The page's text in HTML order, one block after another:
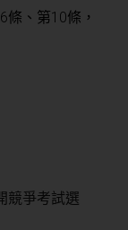
、第10條，
競爭考試選